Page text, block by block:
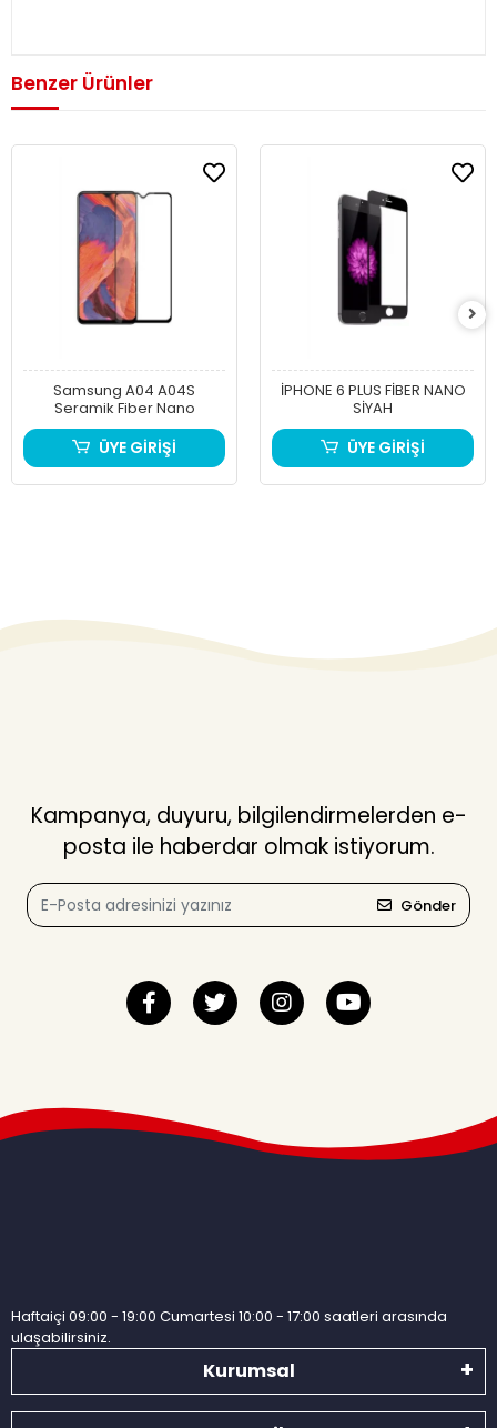
Benzer Ürünler
Samsung A04 A04S
Seramik Fiber Nano
ÜYE GİRİŞİ
İPHONE 6 PLUS FİBER NANO
SİYAH
ÜYE GİRİŞİ
Kampanya, duyuru, bilgilendirmelerden e-
posta ile haberdar olmak istiyorum.
Gönder
Haftaiçi 09:00 - 19:00 Cumartesi 10:00 - 17:00 saatleri arasında
ulaşabilirsiniz.
Kurumsal